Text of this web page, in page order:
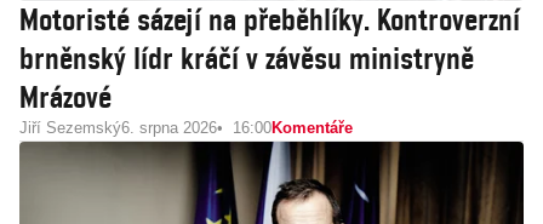
Motoristé sázejí na přeběhlíky. Kontroverzní
brněnský lídr kráčí v závěsu ministryně
Mrázové
Jiří Sezemský6. srpna 2026 16:00Komentáře